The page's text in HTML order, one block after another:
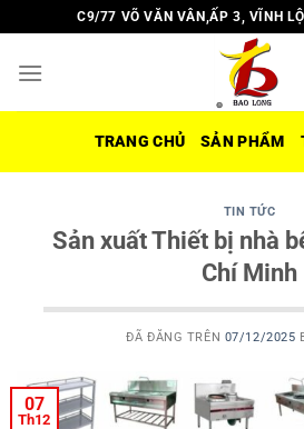
đến
nội
C9/77 VÕ VĂN VÂN,ẤP 3, VĨNH
TRANG CHỦ SẢN PHẨM
TIN TỨC
Sản xuất Thiết bị nhà
Chí Minh
ĐÃ ĐĂNG TRÊN 07/12/2025
07
Th12